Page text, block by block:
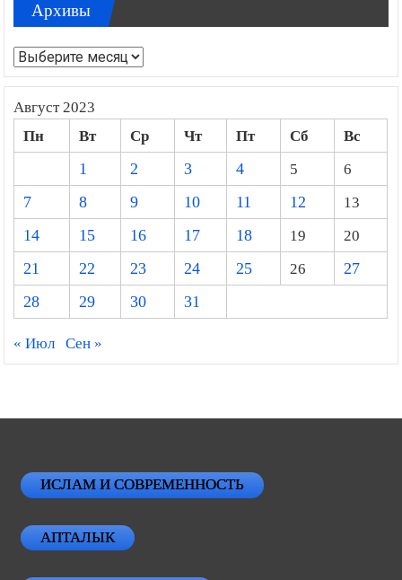
Архивы
Архивы
Август 2023
Пн Вт Ср Чт Пт Сб
Вс
1
2 3 4 5
6
7
8 9 10 11 12
13
14
15 16 17 18 19
20
21
22 23 24 25 26
27
28
29 30 31
« Июл Сен »
ИСЛАМ И СОВРЕМЕННОСТЬ
АПТАЛЫК